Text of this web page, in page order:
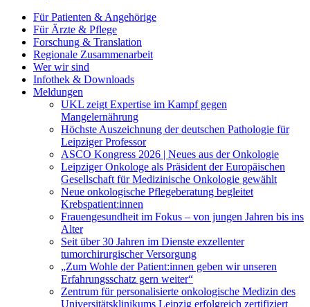
Für Patienten & Angehörige
Für Ärzte & Pflege
Forschung & Translation
Regionale Zusammenarbeit
Wer wir sind
Infothek & Downloads
Meldungen
UKL zeigt Expertise im Kampf gegen
Mangelernährung
Höchste Auszeichnung der deutschen Pathologie für
Leipziger Professor
ASCO Kongress 2026 | Neues aus der Onkologie
Leipziger Onkologe als Präsident der Europäischen
Gesellschaft für Medizinische Onkologie gewählt
Neue onkologische Pflegeberatung begleitet
Krebspatient:innen
Frauengesundheit im Fokus – von jungen Jahren bis ins
Alter
Seit über 30 Jahren im Dienste exzellenter
tumorchirurgischer Versorgung
„Zum Wohle der Patient:innen geben wir unseren
Erfahrungsschatz gern weiter“
Zentrum für personalisierte onkologische Medizin des
Universitätsklinikums Leipzig erfolgreich zertifiziert